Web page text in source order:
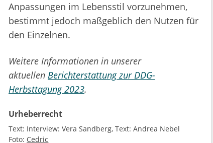
Anpassungen im Lebensstil vorzunehmen,
bestimmt jedoch maßgeblich den Nutzen für
den Einzelnen.
Weitere Informationen in unserer
aktuellen Berichterstattung zur DDG-
Herbsttagung 2023.
Urheberrecht
Text: Interview: Vera Sandberg, Text: Andrea Nebel
Foto: Cedric